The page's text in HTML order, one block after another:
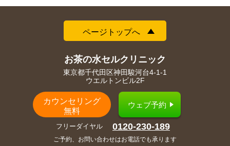
ページトップへ
お茶の水セルクリニック
東京都千代田区神田駿河台4-1-1
ウエルトンビル2F
カウンセリング
無料
ウェブ予約
フリーダイヤル 0120-230-189
ご予約、お問い合わせはお電話でも承ります